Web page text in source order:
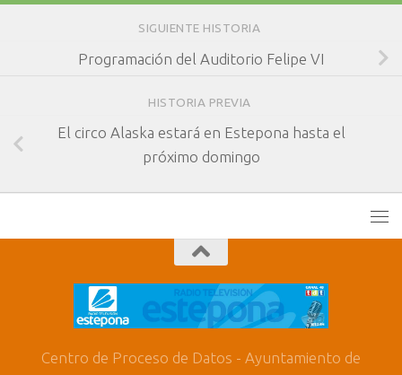
SIGUIENTE HISTORIA
Programación del Auditorio Felipe VI
HISTORIA PREVIA
El circo Alaska estará en Estepona hasta el
próximo domingo
Centro de Proceso de Datos - Ayuntamiento de